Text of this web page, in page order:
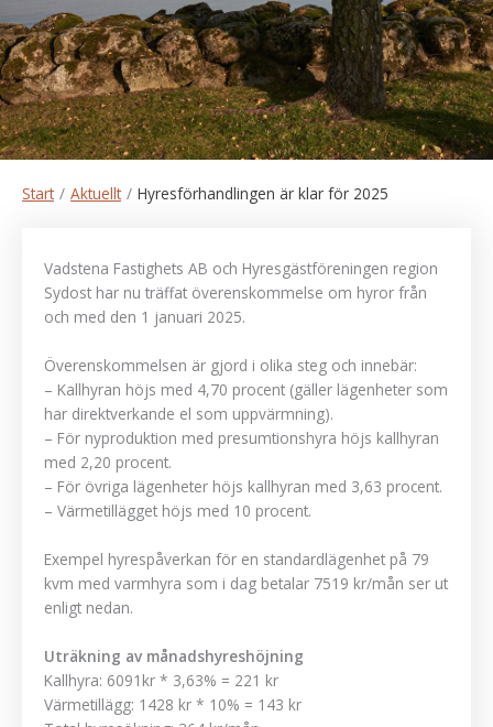
Start / Aktuellt / Hyresförhandlingen är klar för 2025
Vadstena Fastighets AB och Hyresgästföreningen region
Sydost har nu träffat överenskommelse om hyror från
och med den 1 januari 2025.
Överenskommelsen är gjord i olika steg och innebär:
– Kallhyran höjs med 4,70 procent (gäller lägenheter som
har direktverkande el som uppvärmning).
– För nyproduktion med presumtionshyra höjs kallhyran
med 2,20 procent.
– För övriga lägenheter höjs kallhyran med 3,63 procent.
– Värmetillägget höjs med 10 procent.
Exempel hyrespåverkan för en standardlägenhet på 79
kvm med varmhyra som i dag betalar 7519 kr/mån ser ut
enligt nedan.
Uträkning av månadshyreshöjning
Kallhyra: 6091kr * 3,63% = 221 kr
Värmetillägg: 1428 kr * 10% = 143 kr